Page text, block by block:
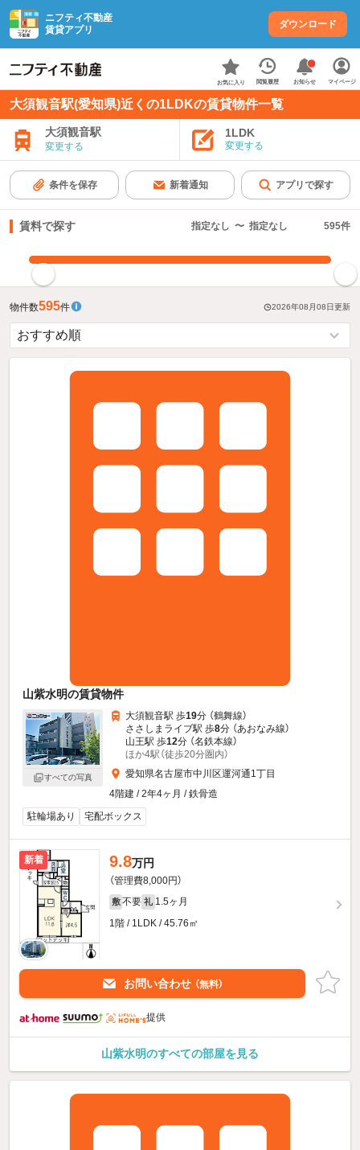
ニフティ不動産
賃貸アプリ
ダウンロード
お気に入り 閲覧履歴 お知らせ マイページ
大須観音駅(愛知県)近くの1LDKの賃貸物件一覧
大須観音駅
変更する
1LDK
変更する
条件を保存 新着通知 アプリで探す
賃料で探す 指定なし 〜 指定なし 595件
物件数595件 2026年08月08日更新
山紫水明の賃貸物件
すべての写真
大須観音駅 歩19分 （鶴舞線）
ささしまライブ駅 歩8分 （あおなみ線）
山王駅 歩12分 （名鉄本線）
ほか4駅（徒歩20分圏内）
愛知県名古屋市中川区運河通1丁目
4階建 / 2年4ヶ月 / 鉄骨造
駐輪場あり
宅配ボックス
新着 9.8万円
（管理費8,000円）
敷 不要 礼 1.5ヶ月
1階 / 1LDK / 45.76㎡
お問い合わせ （無料）
提供
山紫水明のすべての部屋を見る